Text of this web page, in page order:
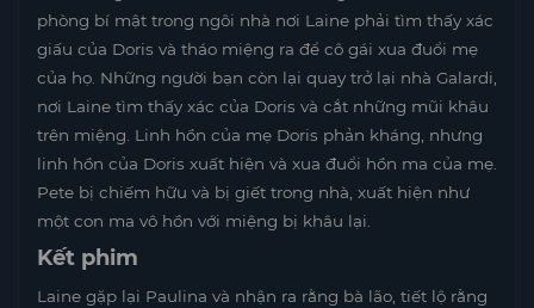
phòng bí mật trong ngôi nhà nơi Laine phải tìm thấy xác
giấu của Doris và tháo miệng ra để cô gái xua đuổi mẹ
của họ. Những người bạn còn lại quay trở lại nhà Galardi,
nơi Laine tìm thấy xác của Doris và cắt những mũi khâu
trên miệng. Linh hồn của mẹ Doris phản kháng, nhưng
linh hồn của Doris xuất hiện và xua đuổi hồn ma của mẹ.
Pete bị chiếm hữu và bị giết trong nhà, xuất hiện như
một con ma vô hồn với miệng bị khâu lại.
Kết phim
Laine gặp lại Paulina và nhận ra rằng bà lão, tiết lộ rằng